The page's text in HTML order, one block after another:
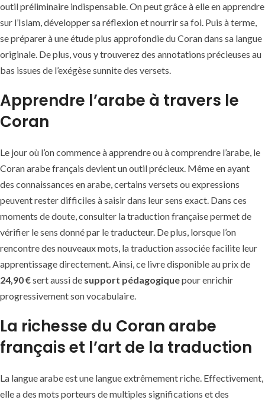
outil préliminaire indispensable. On peut grâce à elle en apprendre
sur l’Islam, développer sa réflexion et nourrir sa foi. Puis à terme,
se préparer à une étude plus approfondie du Coran dans sa langue
originale. De plus, vous y trouverez des annotations précieuses au
bas issues de l’exégèse sunnite des versets.
Apprendre l’arabe à travers le
Coran
Le jour où l’on commence à apprendre ou à comprendre l’arabe, le
Coran arabe français devient un outil précieux. Même en ayant
des connaissances en arabe, certains versets ou expressions
peuvent rester difficiles à saisir dans leur sens exact. Dans ces
moments de doute, consulter la traduction française permet de
vérifier le sens donné par le traducteur. De plus, lorsque l’on
rencontre des nouveaux mots, la traduction associée facilite leur
apprentissage directement. Ainsi, ce livre disponible au prix de
24,90 €sert aussi de support pédagogiquepour enrichir
progressivement son vocabulaire.
La richesse du Coran arabe
français et l’art de la traduction
La langue arabe est une langue extrêmement riche. Effectivement,
elle a des mots porteurs de multiples significations et des